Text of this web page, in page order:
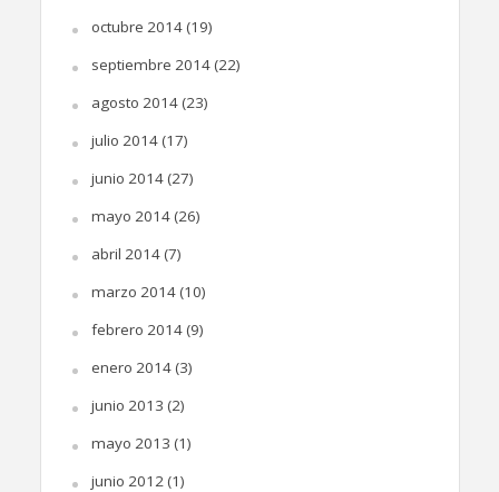
octubre 2014(19)
septiembre 2014(22)
agosto 2014(23)
julio 2014(17)
junio 2014(27)
mayo 2014(26)
abril 2014(7)
marzo 2014(10)
febrero 2014(9)
enero 2014(3)
junio 2013 (2)
mayo 2013 (1)
junio 2012 (1)